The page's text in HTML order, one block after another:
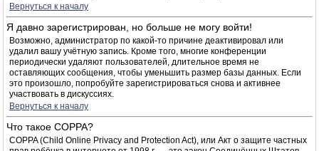
Вернуться к началу
Я давно зарегистрирован, но больше не могу войти!
Возможно, администратор по какой-то причине деактивировал или
удалил вашу учётную запись. Кроме того, многие конференции
периодически удаляют пользователей, длительное время не
оставляющих сообщения, чтобы уменьшить размер базы данных. Если
это произошло, попробуйте зарегистрироваться снова и активнее
участвовать в дискуссиях.
Вернуться к началу
Что такое COPPA?
COPPA (Child Online Privacy and Protection Act), или Акт о защите частных